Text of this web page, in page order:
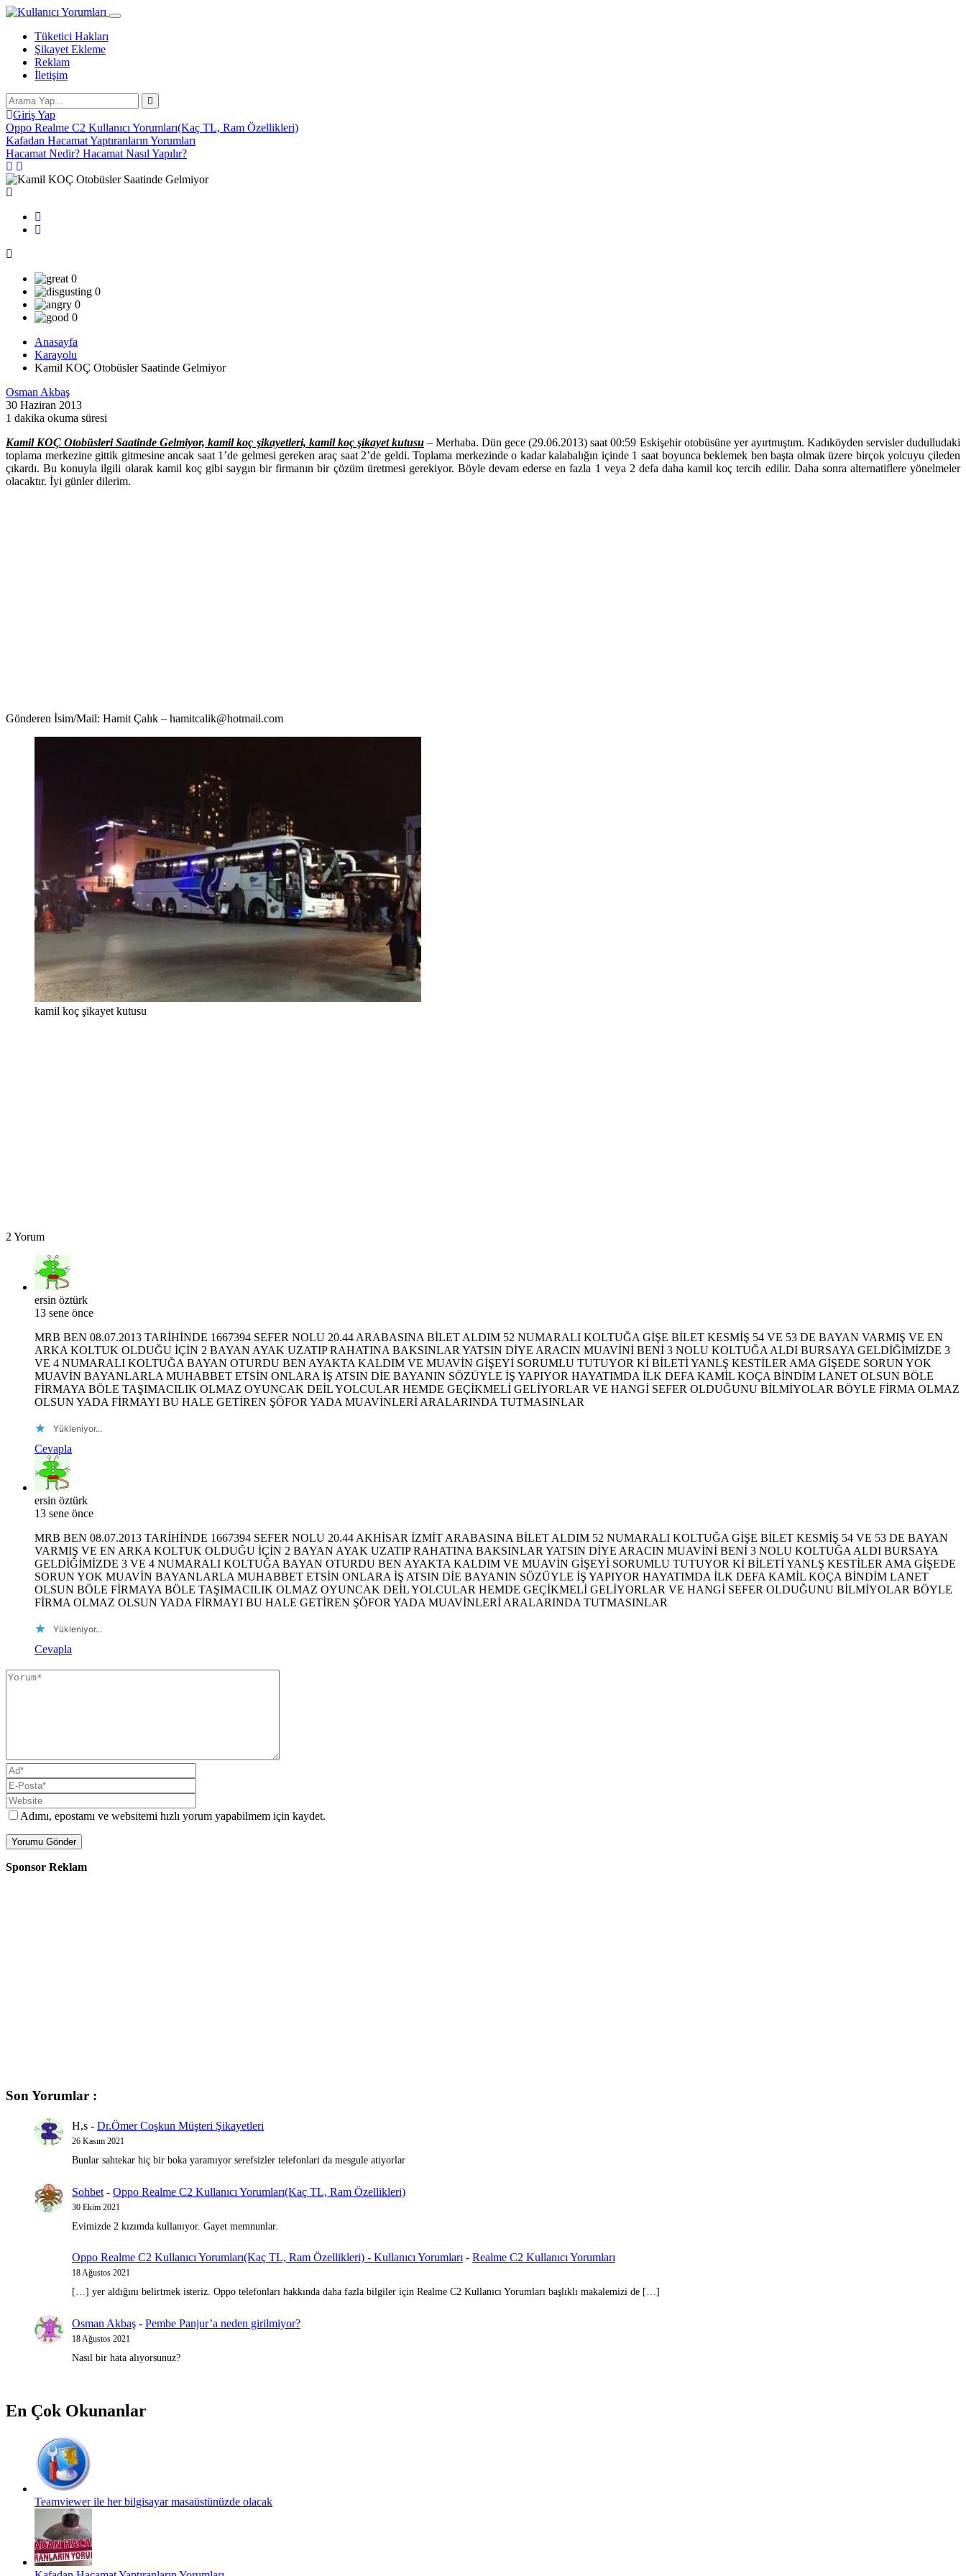
Tüketici Hakları
Şikayet Ekleme
Reklam
İletişim
Giriş Yap
Oppo Realme C2 Kullanıcı Yorumları(Kaç TL, Ram Özellikleri)
Kafadan Hacamat Yaptıranların Yorumları
Hacamat Nedir? Hacamat Nasıl Yapılır?
0
0
0
0
Anasayfa
Karayolu
Kamil KOÇ Otobüsler Saatinde Gelmiyor
Osman Akbaş
30 Haziran 2013
1 dakika okuma süresi
Kamil KOÇ Otobüsleri Saatinde Gelmiyor, kamil koç şikayetleri, kamil koç şikayet kutusu– Merhaba. Dün gece (29.06.2013) saat 00:59 Eskişehir otobüsüne yer ayırtmıştım. Kadıköyden servisler dudulludaki
toplama merkezine gittik gitmesine ancak saat 1’de gelmesi gereken araç saat 2’de geldi. Toplama merkezinde o kadar kalabalığın içinde 1 saat boyunca beklemek ben başta olmak üzere birçok yolcuyu çileden
çıkardı. Bu konuyla ilgili olarak kamil koç gibi saygın bir firmanın bir çözüm üretmesi gerekiyor. Böyle devam ederse en fazla 1 veya 2 defa daha kamil koç tercih edilir. Daha sonra alternatiflere yönelmeler
olacaktır. İyi günler dilerim.
Gönderen İsim/Mail: Hamit Çalık – hamitcalik@hotmail.com
kamil koç şikayet kutusu
2 Yorum
ersin öztürk
13 sene önce
MRB BEN 08.07.2013 TARİHİNDE 1667394 SEFER NOLU 20.44 ARABASINA BİLET ALDIM 52 NUMARALI KOLTUĞA GİŞE BİLET KESMİŞ 54 VE 53 DE BAYAN VARMIŞ VE EN
ARKA KOLTUK OLDUĞU İÇİN 2 BAYAN AYAK UZATIP RAHATINA BAKSINLAR YATSIN DİYE ARACIN MUAVİNİ BENİ 3 NOLU KOLTUĞA ALDI BURSAYA GELDİĞİMİZDE 3
VE 4 NUMARALI KOLTUĞA BAYAN OTURDU BEN AYAKTA KALDIM VE MUAVİN GİŞEYİ SORUMLU TUTUYOR Kİ BİLETİ YANLŞ KESTİLER AMA GİŞEDE SORUN YOK
MUAVİN BAYANLARLA MUHABBET ETSİN ONLARA İŞ ATSIN DİE BAYANIN SÖZÜYLE İŞ YAPIYOR HAYATIMDA İLK DEFA KAMİL KOÇA BİNDİM LANET OLSUN BÖLE
FİRMAYA BÖLE TAŞIMACILIK OLMAZ OYUNCAK DEİL YOLCULAR HEMDE GEÇİKMELİ GELİYORLAR VE HANGİ SEFER OLDUĞUNU BİLMİYOLAR BÖYLE FİRMA OLMAZ
OLSUN YADA FİRMAYI BU HALE GETİREN ŞÖFOR YADA MUAVİNLERİ ARALARINDA TUTMASINLAR
Yükleniyor...
Cevapla
ersin öztürk
13 sene önce
MRB BEN 08.07.2013 TARİHİNDE 1667394 SEFER NOLU 20.44 AKHİSAR İZMİT ARABASINA BİLET ALDIM 52 NUMARALI KOLTUĞA GİŞE BİLET KESMİŞ 54 VE 53 DE BAYAN
VARMIŞ VE EN ARKA KOLTUK OLDUĞU İÇİN 2 BAYAN AYAK UZATIP RAHATINA BAKSINLAR YATSIN DİYE ARACIN MUAVİNİ BENİ 3 NOLU KOLTUĞA ALDI BURSAYA
GELDİĞİMİZDE 3 VE 4 NUMARALI KOLTUĞA BAYAN OTURDU BEN AYAKTA KALDIM VE MUAVİN GİŞEYİ SORUMLU TUTUYOR Kİ BİLETİ YANLŞ KESTİLER AMA GİŞEDE
SORUN YOK MUAVİN BAYANLARLA MUHABBET ETSİN ONLARA İŞ ATSIN DİE BAYANIN SÖZÜYLE İŞ YAPIYOR HAYATIMDA İLK DEFA KAMİL KOÇA BİNDİM LANET
OLSUN BÖLE FİRMAYA BÖLE TAŞIMACILIK OLMAZ OYUNCAK DEİL YOLCULAR HEMDE GEÇİKMELİ GELİYORLAR VE HANGİ SEFER OLDUĞUNU BİLMİYOLAR BÖYLE
FİRMA OLMAZ OLSUN YADA FİRMAYI BU HALE GETİREN ŞÖFOR YADA MUAVİNLERİ ARALARINDA TUTMASINLAR
Yükleniyor...
Cevapla
Adımı, epostamı ve websitemi hızlı yorum yapabilmem için kaydet.
Sponsor Reklam
Son Yorumlar :
H,s - Dr.Ömer Coşkun Müşteri Şikayetleri
26 Kasım 2021
Bunlar sahtekar hiç bir boka yaramıyor serefsizler telefonlari da mesgule atiyorlar
Sohbet - Oppo Realme C2 Kullanıcı Yorumları(Kaç TL, Ram Özellikleri)
30 Ekim 2021
Evimizde 2 kızımda kullanıyor. Gayet memnunlar.
Oppo Realme C2 Kullanıcı Yorumları(Kaç TL, Ram Özellikleri) - Kullanıcı Yorumları - Realme C2 Kullanıcı Yorumları
18 Ağustos 2021
[…] yer aldığını belirtmek isteriz. Oppo telefonları hakkında daha fazla bilgiler için Realme C2 Kullanıcı Yorumları başlıklı makalemizi de […]
Osman Akbaş - Pembe Panjur’a neden girilmiyor?
18 Ağustos 2021
Nasıl bir hata alıyorsunuz?
En Çok Okunanlar
Teamviewer ile her bilgisayar masaüstünüzde olacak